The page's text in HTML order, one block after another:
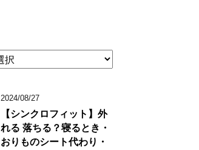
2024/08/27
【シンクロフィット】外
れる 落ちる？寝るとき・
おりものシート代わり・